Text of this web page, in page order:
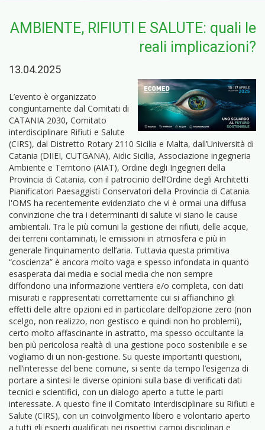
AMBIENTE, RIFIUTI E SALUTE: quali le
reali implicazioni?
13.04.2025
L’evento è organizzato
congiuntamente dal Comitati di
CATANIA 2030, Comitato
interdisciplinare Rifiuti e Salute
(CIRS), dal Distretto Rotary 2110 Sicilia e Malta, dall’Università di
Catania (DIIEI, CUTGANA), Aidic Sicilia, Associazione ingegneria
Ambiente e Territorio (AIAT), Ordine degli Ingegneri della
Provincia di Catania, con il patrocinio dell’Ordine degli Architetti
Pianificatori Paesaggisti Conservatori della Provincia di Catania.
l'OMS ha recentemente evidenziato che vi è ormai una diffusa
convinzione che tra i determinanti di salute vi siano le cause
ambientali. Tra le più comuni la gestione dei rifiuti, delle acque,
dei terreni contaminati, le emissioni in atmosfera e più in
generale l’inquinamento dell’aria. Tuttavia questa primitiva
“coscienza” è ancora molto vaga e spesso infondata in quanto
esasperata dai media e social media che non sempre
diffondono una informazione veritiera e/o completa, con dati
misurati e rappresentati correttamente cui si affianchino gli
effetti delle altre opzioni ed in particolare dell’opzione zero (non
scelgo, non realizzo, non gestisco e quindi non ho problemi),
certo molto affascinante in astratto, ma spesso occultante la
ben più pericolosa realtà di una gestione poco sostenibile e se
vogliamo di un non-gestione. Su queste importanti questioni,
nell’interesse del bene comune, si sente da tempo l’esigenza di
portare a sintesi le diverse opinioni sulla base di verificati dati
tecnici e scientifici, con un dialogo aperto a tutte le parti
interessate. A questo fine il Comitato Interdisciplinare su Rifiuti e
Salute (CIRS), con un coinvolgimento libero e volontario aperto
a tutti gli esperti qualificati nei rispettivi campi disciplinari e